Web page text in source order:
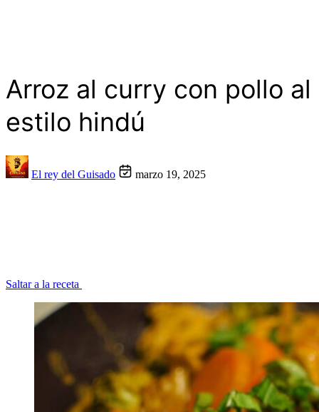
Arroz al curry con pollo al
estilo hindú
El rey del Guisado marzo 19, 2025
Saltar a la receta